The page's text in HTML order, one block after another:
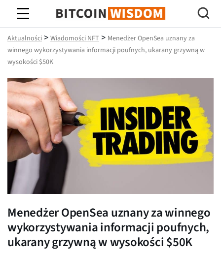
Mądrość Bitcoina
Aktualności > Wiadomości NFT > Menedżer OpenSea uznany za
winnego wykorzystywania informacji poufnych, ukarany grzywną w
wysokości $50K
Menedżer OpenSea uznany za winnego
wykorzystywania informacji poufnych,
ukarany grzywną w wysokości $50K